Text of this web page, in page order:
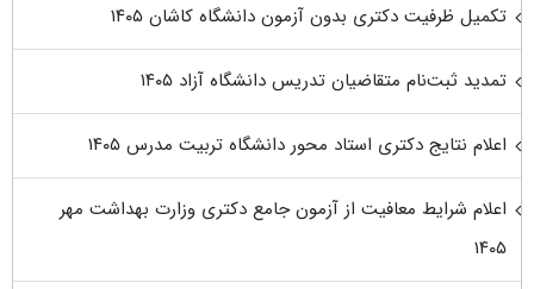
تکمیل ظرفیت دکتری بدون آزمون دانشگاه کاشان ۱۴۰۵
تمدید ثبت‌نام متقاضیان تدریس دانشگاه آزاد ۱۴۰۵
اعلام نتایج دکتری استاد محور دانشگاه تربیت مدرس ۱۴۰۵
اعلام شرایط معافیت از آزمون جامع دکتری وزارت بهداشت مهر
۱۴۰۵